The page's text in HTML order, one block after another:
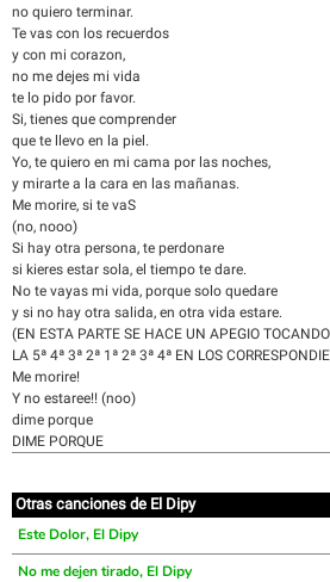
no quiero terminar.
Te vas con los recuerdos
y con mi corazon,
no me dejes mi vida
te lo pido por favor.
Si, tienes que comprender
que te llevo en la piel.
Yo, te quiero en mi cama por las noches,
y mirarte a la cara en las mañanas.
Me morire, si te vaS
(no, nooo)
Si hay otra persona, te perdonare
si kieres estar sola, el tiempo te dare.
No te vayas mi vida, porque solo quedare
y si no hay otra salida, en otra vida estare.
(EN ESTA PARTE SE HACE UN APEGIO TOCANDO
LA 5ª 4ª 3ª 2ª 1ª 2ª 3ª 4ª EN LOS
Me morire!
Y no estaree!! (noo)
dime porque
DIME PORQUE
Otras canciones de El Dipy
Este Dolor, El Dipy
No me dejen tirado, El Dipy